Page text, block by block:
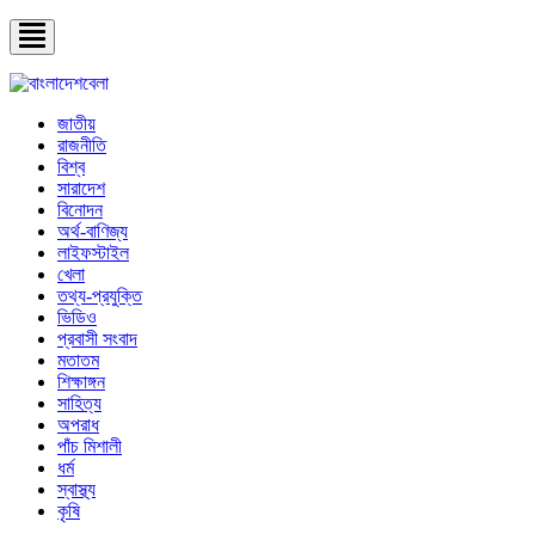
জাতীয়
রাজনীতি
বিশ্ব
সারাদেশ
বিনোদন
অর্থ-বাণিজ্য
লাইফস্টাইল
খেলা
তথ্য-প্রযুক্তি
ভিডিও
প্রবাসী সংবাদ
মতাতম
শিক্ষাঙ্গন
সাহিত্য
অপরাধ
পাঁচ মিশালী
ধর্ম
স্বাস্থ্য
কৃষি